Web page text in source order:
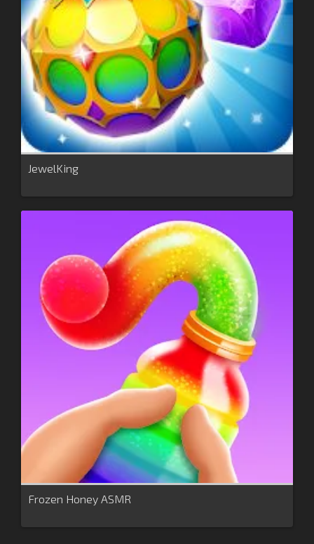
JewelKing
Frozen Honey ASMR